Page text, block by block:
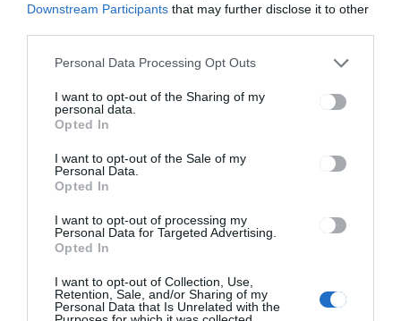
Downstream Participants that may further disclose it to other
Personal Data Processing Opt Outs
I want to opt-out of the Sharing of my
personal data.
Opted In
I want to opt-out of the Sale of my
Personal Data.
Opted In
I want to opt-out of processing my
Personal Data for Targeted Advertising.
Opted In
I want to opt-out of Collection, Use,
Retention, Sale, and/or Sharing of my
Personal Data that Is Unrelated with the
Ez is érdekelheti
Kiállítás a központban